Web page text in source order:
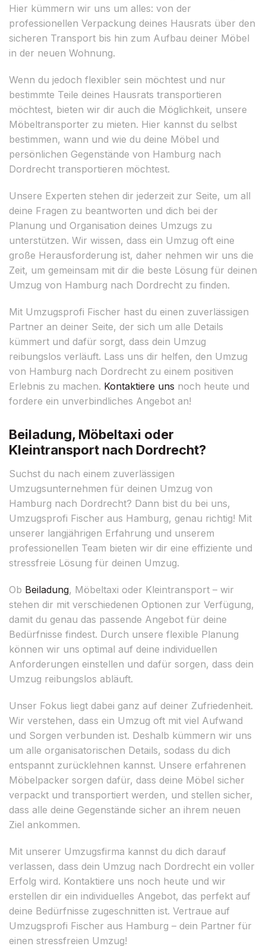
Hier kümmern wir uns um alles: von der
professionellen Verpackung deines Hausrats über den
sicheren Transport bis hin zum Aufbau deiner Möbel
in der neuen Wohnung.
Wenn du jedoch flexibler sein möchtest und nur
bestimmte Teile deines Hausrats transportieren
möchtest, bieten wir dir auch die Möglichkeit, unsere
Möbeltransporter zu mieten. Hier kannst du selbst
bestimmen, wann und wie du deine Möbel und
persönlichen Gegenstände von Hamburg nach
Dordrecht transportieren möchtest.
Unsere Experten stehen dir jederzeit zur Seite, um all
deine Fragen zu beantworten und dich bei der
Planung und Organisation deines Umzugs zu
unterstützen. Wir wissen, dass ein Umzug oft eine
große Herausforderung ist, daher nehmen wir uns die
Zeit, um gemeinsam mit dir die beste Lösung für deinen
Umzug von Hamburg nach Dordrecht zu finden.
Mit Umzugsprofi Fischer hast du einen zuverlässigen
Partner an deiner Seite, der sich um alle Details
kümmert und dafür sorgt, dass dein Umzug
reibungslos verläuft. Lass uns dir helfen, den Umzug
von Hamburg nach Dordrecht zu einem positiven
Erlebnis zu machen. Kontaktiere uns noch heute und
fordere ein unverbindliches Angebot an!
Beiladung, Möbeltaxi oder
Kleintransport nach Dordrecht?
Suchst du nach einem zuverlässigen
Umzugsunternehmen für deinen Umzug von
Hamburg nach Dordrecht? Dann bist du bei uns,
Umzugsprofi Fischer aus Hamburg, genau richtig! Mit
unserer langjährigen Erfahrung und unserem
professionellen Team bieten wir dir eine effiziente und
stressfreie Lösung für deinen Umzug.
Ob Beiladung, Möbeltaxi oder Kleintransport – wir
stehen dir mit verschiedenen Optionen zur Verfügung,
damit du genau das passende Angebot für deine
Bedürfnisse findest. Durch unsere flexible Planung
können wir uns optimal auf deine individuellen
Anforderungen einstellen und dafür sorgen, dass dein
Umzug reibungslos abläuft.
Unser Fokus liegt dabei ganz auf deiner Zufriedenheit.
Wir verstehen, dass ein Umzug oft mit viel Aufwand
und Sorgen verbunden ist. Deshalb kümmern wir uns
um alle organisatorischen Details, sodass du dich
entspannt zurücklehnen kannst. Unsere erfahrenen
Möbelpacker sorgen dafür, dass deine Möbel sicher
verpackt und transportiert werden, und stellen sicher,
dass alle deine Gegenstände sicher an ihrem neuen
Ziel ankommen.
Mit unserer Umzugsfirma kannst du dich darauf
verlassen, dass dein Umzug nach Dordrecht ein voller
Erfolg wird. Kontaktiere uns noch heute und wir
erstellen dir ein individuelles Angebot, das perfekt auf
deine Bedürfnisse zugeschnitten ist. Vertraue auf
Umzugsprofi Fischer aus Hamburg – dein Partner für
einen stressfreien Umzug!